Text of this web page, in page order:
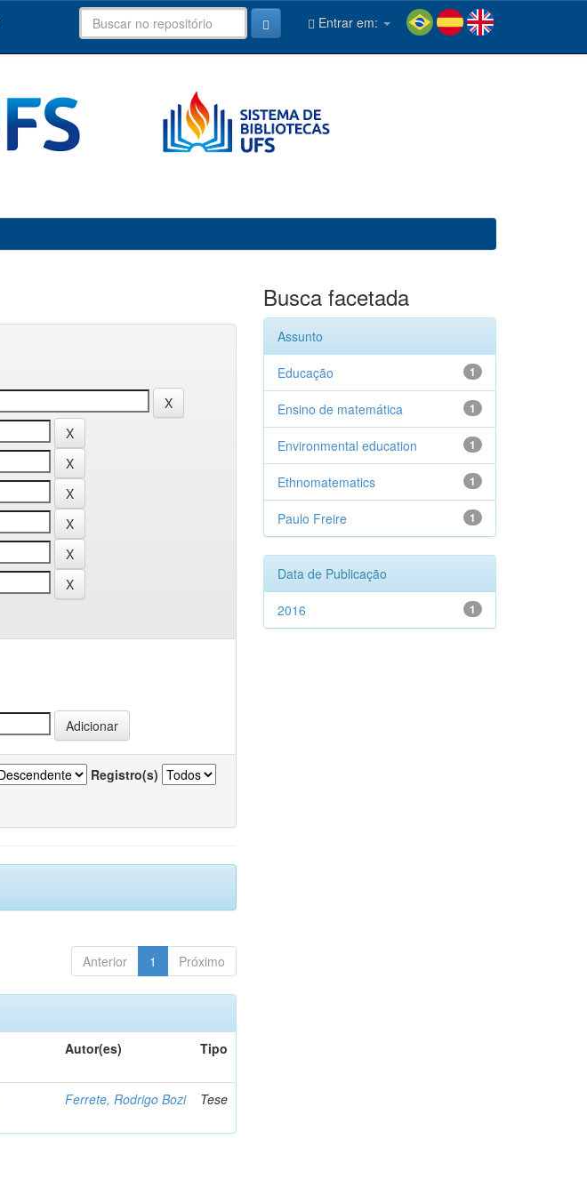
Entrar em:
Registro(s)
Anterior 1 Próximo
Autor(es) Tipo
Ferrete, Rodrigo Bozi Tese
Busca facetada
Assunto
1
Educação
1
Ensino de matemática
1
Environmental education
1
Ethnomatematics
1
Paulo Freire
Data de Publicação
1
2016